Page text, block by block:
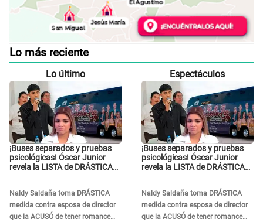
Lo más reciente
Lo último
¡Buses separados y pruebas
psicológicas! Óscar Junior
revela la LISTA de DRÁSTICAS
en 'La Bella Luz' tras caso
Naldy Saldaña
Naldy Saldaña toma DRÁSTICA
medida contra esposa de director
que la ACUSÓ de tener romance
Espectáculos
¡Buses separados y pruebas
psicológicas! Óscar Junior
revela la LISTA de DRÁSTICAS
en 'La Bella Luz' tras caso
Naldy Saldaña
Naldy Saldaña toma DRÁSTICA
medida contra esposa de director
que la ACUSÓ de tener romance